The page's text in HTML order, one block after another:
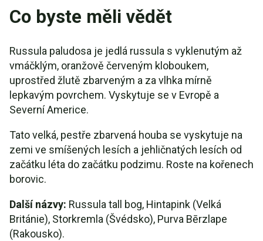
Co byste měli vědět
Russula paludosa je jedlá russula s vyklenutým až
vmáčklým, oranžově červeným kloboukem,
uprostřed žlutě zbarveným a za vlhka mírně
lepkavým povrchem. Vyskytuje se v Evropě a
Severní Americe.
Tato velká, pestře zbarvená houba se vyskytuje na
zemi ve smíšených lesích a jehličnatých lesích od
začátku léta do začátku podzimu. Roste na kořenech
borovic.
Další názvy: Russula tall bog, Hintapink (Velká
Británie), Storkremla (Švédsko), Purva Bērzlape
(Rakousko).